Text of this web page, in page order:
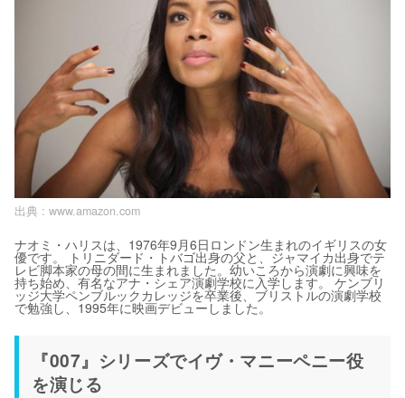
出典 : www.amazon.com
ナオミ・ハリスは、1976年9月6日ロンドン生まれのイギリスの女
優です。 トリニダード・トバゴ出身の父と、ジャマイカ出身でテ
レビ脚本家の母の間に生まれました。幼いころから演劇に興味を
持ち始め、有名なアナ・シェア演劇学校に入学します。 ケンブリ
ッジ大学ペンブルックカレッジを卒業後、ブリストルの演劇学校
で勉強し、1995年に映画デビューしました。
『007』シリーズでイヴ・マニーペニー役
を演じる